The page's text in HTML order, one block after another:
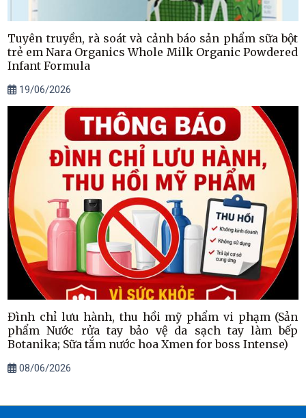
Tuyên truyền, rà soát và cảnh báo sản phẩm sữa bột
trẻ em Nara Organics Whole Milk Organic Powdered
Infant Formula
19/06/2026
Đình chỉ lưu hành, thu hồi mỹ phẩm vi phạm (Sản
phẩm Nước rửa tay bảo vệ da sạch tay làm bếp
Botanika; Sữa tắm nước hoa Xmen for boss Intense)
08/06/2026